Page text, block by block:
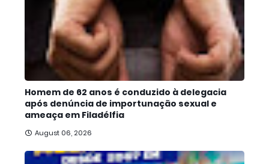
Homem de 62 anos é conduzido à delegacia
após denúncia de importunação sexual e
ameaça em Filadélfia
August 06, 2026